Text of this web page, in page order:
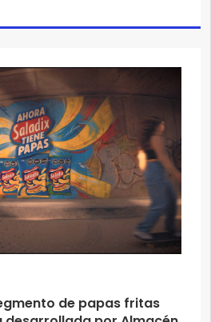
de papas fritas